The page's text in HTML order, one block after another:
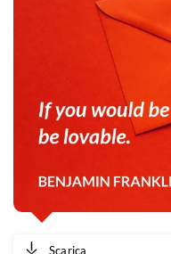
Scarica